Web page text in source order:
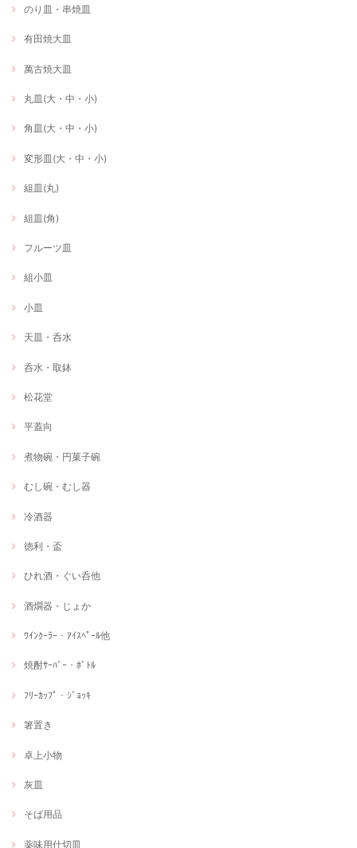
のり皿・串焼皿
有田焼大皿
萬古焼大皿
丸皿(大・中・小)
角皿(大・中・小)
変形皿(大・中・小)
組皿(丸)
組皿(角)
フルーツ皿
組小皿
小皿
天皿・呑水
呑水・取鉢
松花堂
平蓋向
煮物碗・円菓子碗
むし碗・むし器
冷酒器
徳利・盃
ひれ酒・ぐい呑他
酒燗器・じょか
ﾜｲﾝｸｰﾗｰ・ｱｲｽﾍﾟｰﾙ他
焼酎ｻｰﾊﾞｰ・ﾎﾞﾄﾙ
ﾌﾘｰｶｯﾌﾟ・ｼﾞｮｯｷ
箸置き
卓上小物
灰皿
そば用品
薬味用仕切皿